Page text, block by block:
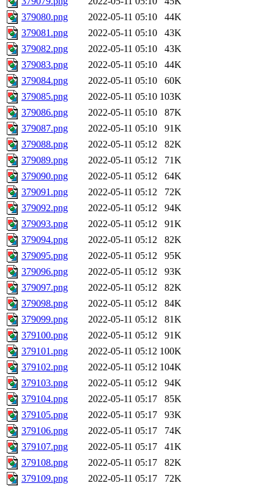
379080.png
2022-05-11 05:10
44K
379081.png
2022-05-11 05:10
43K
379082.png
2022-05-11 05:10
43K
379083.png
2022-05-11 05:10
44K
379084.png
2022-05-11 05:10
60K
379085.png
2022-05-11 05:10 103K
379086.png
2022-05-11 05:10
87K
379087.png
2022-05-11 05:10
91K
379088.png
2022-05-11 05:12
82K
379089.png
2022-05-11 05:12
71K
379090.png
2022-05-11 05:12
64K
379091.png
2022-05-11 05:12
72K
379092.png
2022-05-11 05:12
94K
379093.png
2022-05-11 05:12
91K
379094.png
2022-05-11 05:12
82K
379095.png
2022-05-11 05:12
95K
379096.png
2022-05-11 05:12
93K
379097.png
2022-05-11 05:12
82K
379098.png
2022-05-11 05:12
84K
379099.png
2022-05-11 05:12
81K
379100.png
2022-05-11 05:12
91K
379101.png
2022-05-11 05:12 100K
379102.png
2022-05-11 05:12 104K
379103.png
2022-05-11 05:12
94K
379104.png
2022-05-11 05:17
85K
379105.png
2022-05-11 05:17
93K
379106.png
2022-05-11 05:17
74K
379107.png
2022-05-11 05:17
41K
379108.png
2022-05-11 05:17
82K
379109.png
2022-05-11 05:17
72K